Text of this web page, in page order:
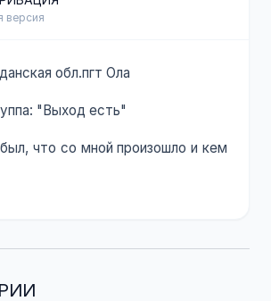
версия
обл.пгт Ола
"Выход есть"
что со мной произошло и кем